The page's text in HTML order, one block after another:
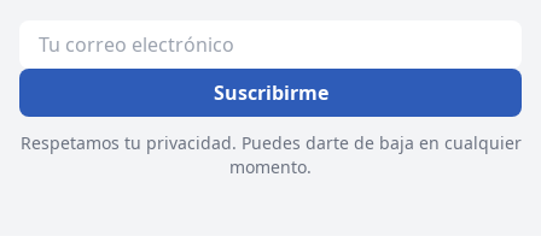
Suscribirme
Respetamos tu privacidad. Puedes darte de baja en cualquier
momento.